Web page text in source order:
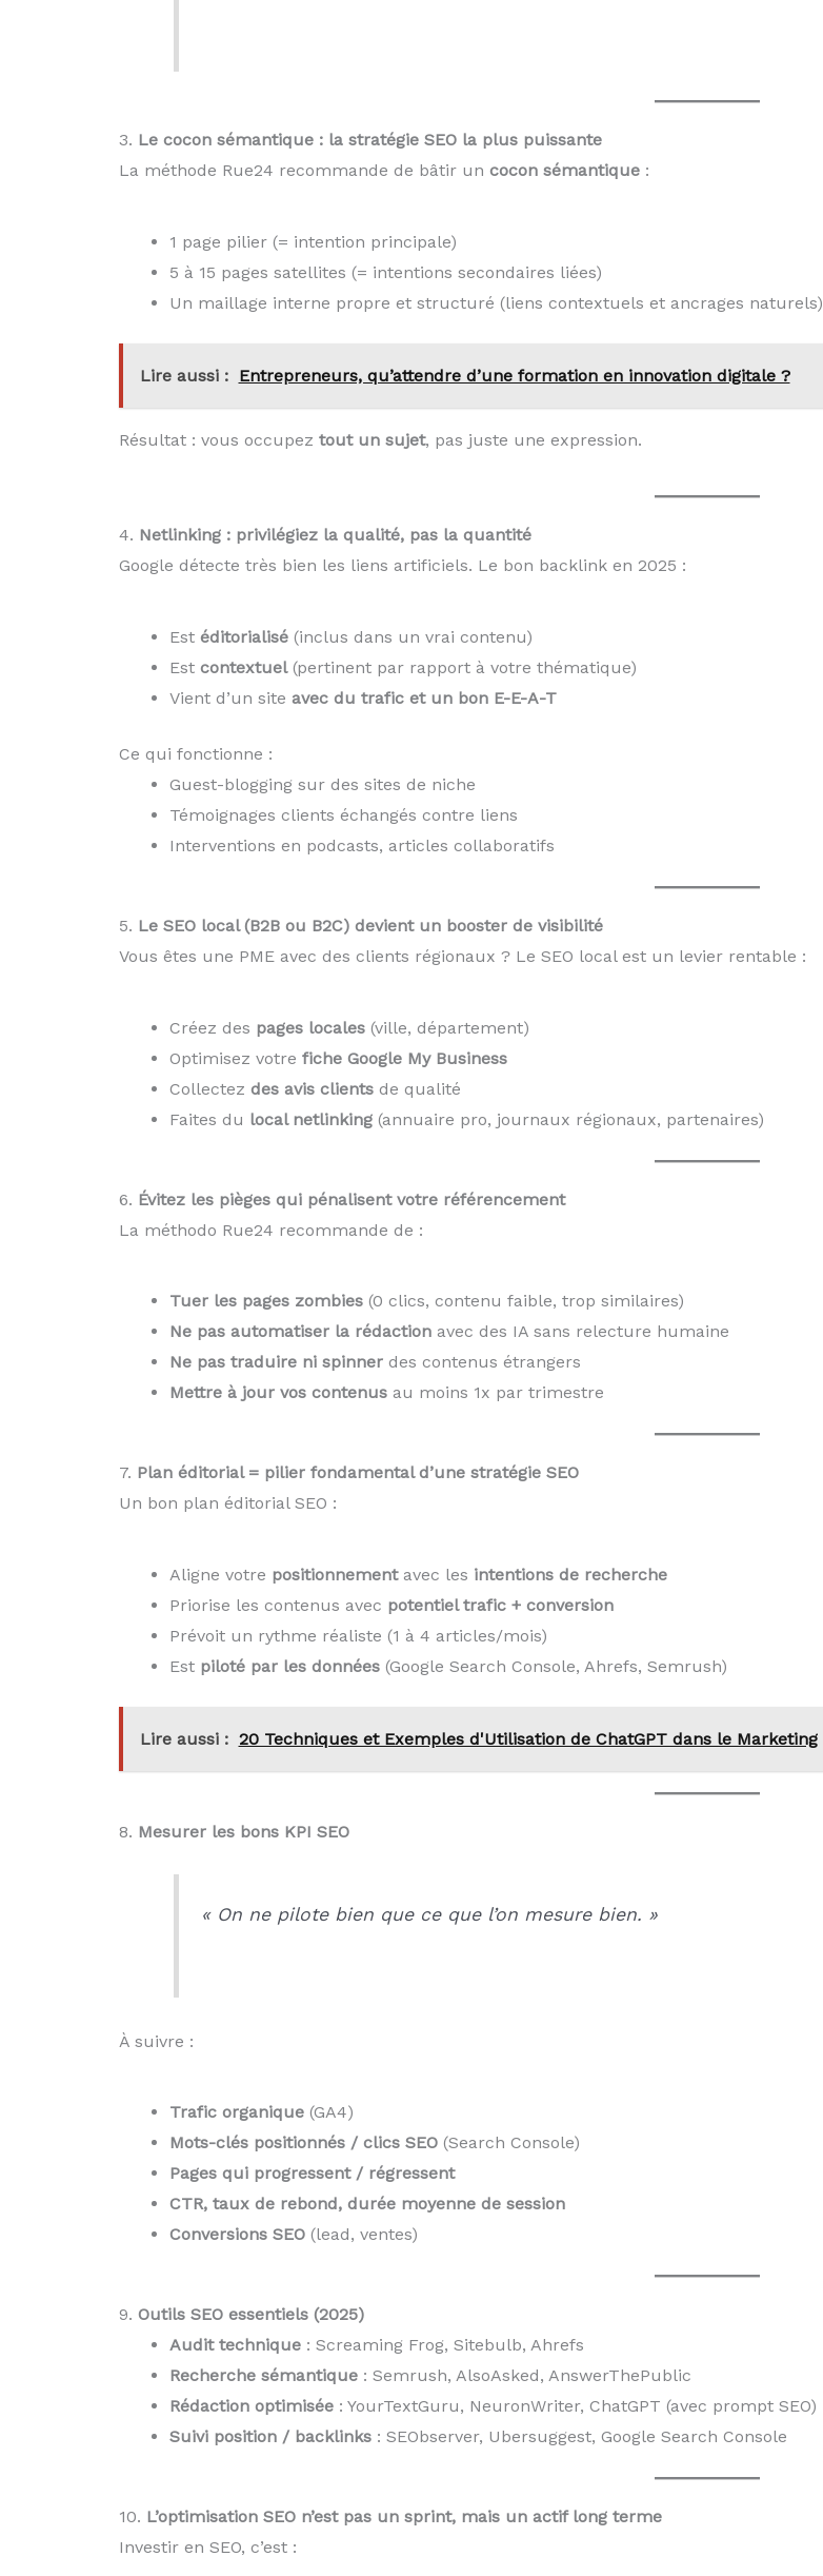
3. Le cocon sémantique : la stratégie SEO la plus puissante
La méthode Rue24 recommande de bâtir un cocon sémantique:
1 page pilier (= intention principale)
5 à 15 pages satellites (= intentions secondaires liées)
Un maillage interne propre et structuré (liens contextuels et ancrages naturels)
Lire aussi : Entrepreneurs, qu’attendre d’une formation en innovation digitale ?
Résultat : vous occupez tout un sujet, pas juste une expression.
4. Netlinking : privilégiez la qualité, pas la quantité
Google détecte très bien les liens artificiels. Le bon backlink en 2025 :
Est éditorialisé(inclus dans un vrai contenu)
Est contextuel(pertinent par rapport à votre thématique)
Vient d’un site avec du trafic et un bon E-E-A-T
Ce qui fonctionne :
Guest-blogging sur des sites de niche
Témoignages clients échangés contre liens
Interventions en podcasts, articles collaboratifs
5. Le SEO local (B2B ou B2C) devient un booster de visibilité
Vous êtes une PME avec des clients régionaux ? Le SEO local est un levier rentable :
Créez des pages locales(ville, département)
Optimisez votre fiche Google My Business
Collectez des avis clientsde qualité
Faites du local netlinking(annuaire pro, journaux régionaux, partenaires)
6. Évitez les pièges qui pénalisent votre référencement
La méthodo Rue24 recommande de :
Tuer les pages zombies(0 clics, contenu faible, trop similaires)
Ne pas automatiser la rédactionavec des IA sans relecture humaine
Ne pas traduire ni spinnerdes contenus étrangers
Mettre à jour vos contenusau moins 1x par trimestre
7. Plan éditorial = pilier fondamental d’une stratégie SEO
Un bon plan éditorial SEO :
Aligne votre positionnementavec les intentions de recherche
Priorise les contenus avec potentiel trafic + conversion
Prévoit un rythme réaliste (1 à 4 articles/mois)
Est piloté par les données(Google Search Console, Ahrefs, Semrush)
Lire aussi : 20 Techniques et Exemples d'Utilisation de ChatGPT dans le Marketing
8. Mesurer les bons KPI SEO
« On ne pilote bien que ce que l’on mesure bien. »
À suivre :
Trafic organique(GA4)
Mots-clés positionnés / clics SEO(Search Console)
Pages qui progressent / régressent
CTR, taux de rebond, durée moyenne de session
Conversions SEO(lead, ventes)
9. Outils SEO essentiels (2025)
Audit technique: Screaming Frog, Sitebulb, Ahrefs
Recherche sémantique: Semrush, AlsoAsked, AnswerThePublic
Rédaction optimisée: YourTextGuru, NeuronWriter, ChatGPT (avec prompt SEO)
Suivi position / backlinks: SEObserver, Ubersuggest, Google Search Console
10. L’optimisation SEO n’est pas un sprint, mais un actif long terme
Investir en SEO, c’est :